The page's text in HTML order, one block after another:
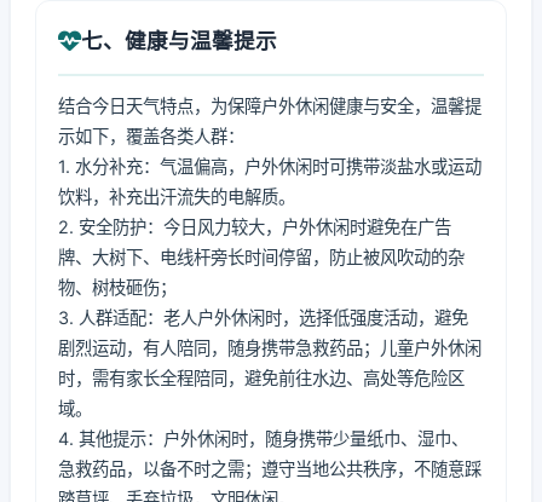
七、健康与温馨提示
结合今日天气特点，为保障户外休闲健康与安全，温馨提
示如下，覆盖各类人群：
1. 水分补充：气温偏高，户外休闲时可携带淡盐水或运动
饮料，补充出汗流失的电解质。
2. 安全防护：今日风力较大，户外休闲时避免在广告
牌、大树下、电线杆旁长时间停留，防止被风吹动的杂
物、树枝砸伤；
3. 人群适配：老人户外休闲时，选择低强度活动，避免
剧烈运动，有人陪同，随身携带急救药品；儿童户外休闲
时，需有家长全程陪同，避免前往水边、高处等危险区
域。
4. 其他提示：户外休闲时，随身携带少量纸巾、湿巾、
急救药品，以备不时之需；遵守当地公共秩序，不随意踩